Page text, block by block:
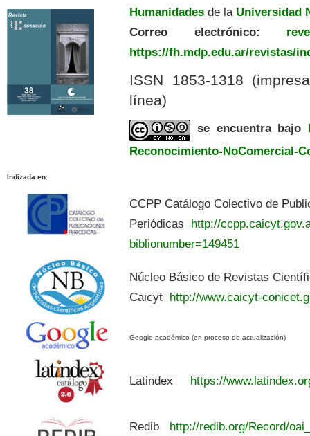
Humanidades de la Universidad
Correo electrónico:
https://fh.mdp.edu.ar/revistas/
ISSN 1853-1318
línea)
se encuentra bajo
Reconocimiento-NoComercial-
Indizada en:
CCPP Catálogo Colectivo de
Periódicas http://
biblionumber=149451
Núcleo Básico de Revistas
Caicyt http://www.caicyt-
Google académico (en proceso de actualización)
Latindex https://
Redib
http://redib.org/Record/